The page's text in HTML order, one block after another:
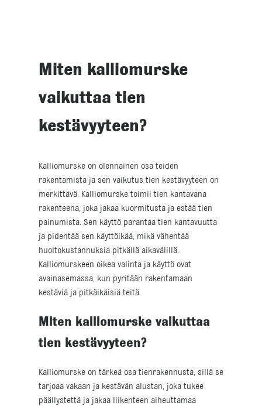
Miten kalliomurske
vaikuttaa tien
kestävyyteen?
Kalliomurske on olennainen osa teiden
rakentamista ja sen vaikutus tien kestävyyteen on
merkittävä. Kalliomurske toimii tien kantavana
rakenteena, joka jakaa kuormitusta ja estää tien
painumista. Sen käyttö parantaa tien kantavuutta
ja pidentää sen käyttöikää, mikä vähentää
huoltokustannuksia pitkällä aikavälillä.
Kalliomurskeen oikea valinta ja käyttö ovat
avainasemassa, kun pyritään rakentamaan
kestäviä ja pitkäikäisiä teitä.
Miten kalliomurske vaikuttaa
tien kestävyyteen?
Kalliomurske on tärkeä osa tienrakennusta, sillä se
tarjoaa vakaan ja kestävän alustan, joka tukee
päällystettä ja jakaa liikenteen aiheuttamaa